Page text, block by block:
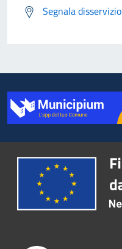
Segnala disservizio